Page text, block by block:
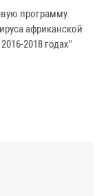
программу
африканской
2018 годах"